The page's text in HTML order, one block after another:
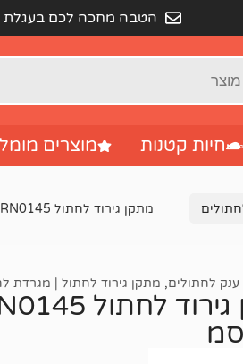
הטבה מחכה לכם בעגלת
חיות קטנות מוצרים
מתקן גירוד לחתול RN0145 – ערסל, בית, מיטה צבע אפור – 133 סמ
ענק לחתולים, מתקן גירוד לחתול | מגרדת